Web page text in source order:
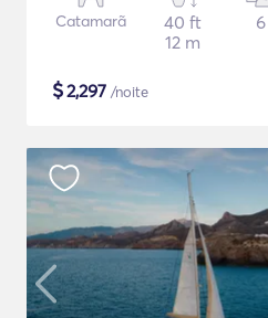
Catamarã
40 ft
12 m
6
$2,297 /noite